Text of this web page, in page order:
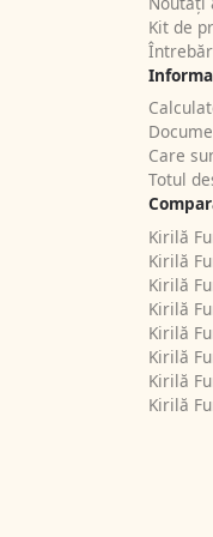
Kit de
Care
Totul
Kirilă
Kirilă
Kirilă
Kirilă
Kirilă
Kirilă
Kirilă
Kirilă